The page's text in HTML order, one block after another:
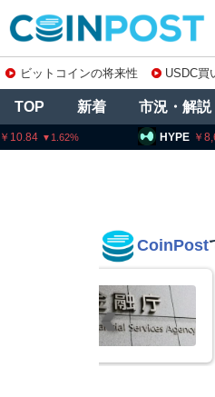
ビットコインの将来性 USDC買
TOP 新着 市況・解説
HYPE 8,657.90
CoinPost